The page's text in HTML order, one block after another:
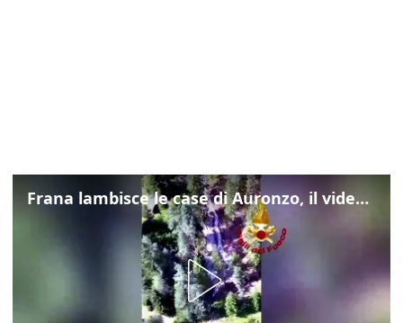
Frana lambisce le case di Auronzo, il video dall'elicottero dei vigili del fuoco